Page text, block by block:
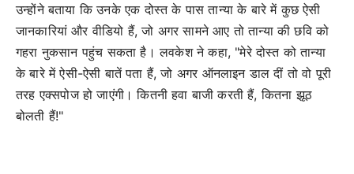
उन्होंने बताया कि उनके एक दोस्त के पास तान्या के बारे में कुछ ऐसी
जानकारियां और वीडियो हैं, जो अगर सामने आए तो तान्या की छवि को
गहरा नुकसान पहुंच सकता है। लवकेश ने कहा, "मेरे दोस्त को तान्या
के बारे में ऐसी-ऐसी बातें पता हैं, जो अगर ऑनलाइन डाल दीं तो वो पूरी
तरह एक्सपोज हो जाएंगी। कितनी हवा बाजी करती हैं, कितना झूठ
बोलती हैं!"